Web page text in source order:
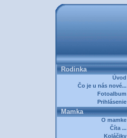
Rodinka
Úvod
Čo je u nás nové...
Fotoalbum
Prihlásenie
Mamka
O mamke
Číta ...
Koláčiky